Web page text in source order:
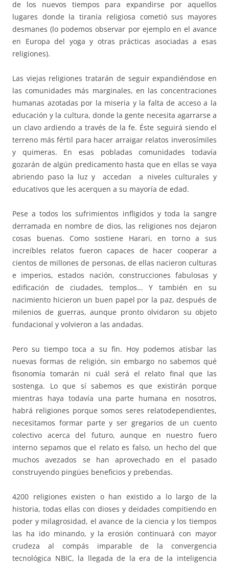
de los nuevos tiempos para expandirse por aquellos
lugares donde la tiranía religiosa cometió sus mayores
desmanes (lo podemos observar por ejemplo en el avance
en Europa del yoga y otras prácticas asociadas a esas
religiones).
Las viejas religiones tratarán de seguir expandiéndose en
las comunidades más marginales, en las concentraciones
humanas azotadas por la miseria y la falta de acceso a la
educación y la cultura, donde la gente necesita agarrarse a
un clavo ardiendo a través de la fe. Éste seguirá siendo el
terreno más fértil para hacer arraigar relatos inverosímiles
y quimeras. En esas pobladas comunidades todavía
gozarán de algún predicamento hasta que en ellas se vaya
abriendo paso la luz y accedan a niveles culturales y
educativos que les acerquen a su mayoría de edad.
Pese a todos los sufrimientos infligidos y toda la sangre
derramada en nombre de dios, las religiones nos dejaron
cosas buenas. Como sostiene Harari, en torno a sus
increíbles relatos fueron capaces de hacer cooperar a
cientos de millones de personas, de ellas nacieron culturas
e imperios, estados nación, construcciones fabulosas y
edificación de ciudades, templos… Y también en su
nacimiento hicieron un buen papel por la paz, después de
milenios de guerras, aunque pronto olvidaron su objeto
fundacional y volvieron a las andadas.
Pero su tiempo toca a su fin. Hoy podemos atisbar las
nuevas formas de religión, sin embargo no sabemos qué
fisonomía tomarán ni cuál será el relato final que las
sostenga. Lo que sí sabemos es que existirán porque
mientras haya todavía una parte humana en nosotros,
habrá religiones porque somos seres relatodependientes,
necesitamos formar parte y ser gregarios de un cuento
colectivo acerca del futuro, aunque en nuestro fuero
interno sepamos que el relato es falso, un hecho del que
muchos avezados se han aprovechado en el pasado
construyendo pingües beneficios y prebendas.
4200 religiones existen o han existido a lo largo de la
historia, todas ellas con dioses y deidades compitiendo en
poder y milagrosidad, el avance de la ciencia y los tiempos
las ha ido minando, y la erosión continuará con mayor
crudeza al compás imparable de la convergencia
tecnológica NBIC, la llegada de la era de la inteligencia